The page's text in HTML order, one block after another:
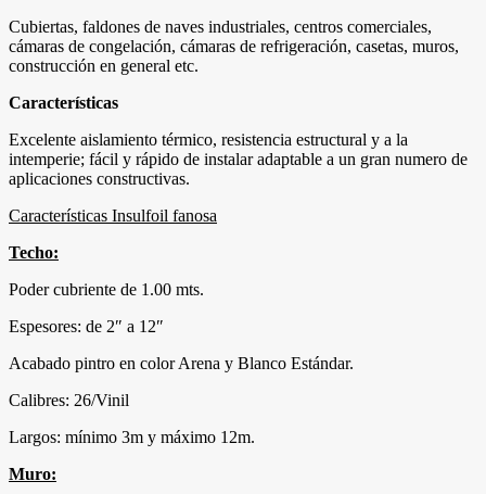
Cubiertas, faldones de naves industriales, centros comerciales,
cámaras de congelación, cámaras de refrigeración, casetas, muros,
construcción en general etc.
Características
Excelente aislamiento térmico, resistencia estructural y a la
intemperie; fácil y rápido de instalar adaptable a un gran numero de
aplicaciones constructivas.
Características Insulfoil fanosa
Techo:
Poder cubriente de 1.00 mts.
Espesores: de 2″ a 12″
Acabado pintro en color Arena y Blanco Estándar.
Calibres: 26/Vinil
Largos: mínimo 3m y máximo 12m.
Muro: